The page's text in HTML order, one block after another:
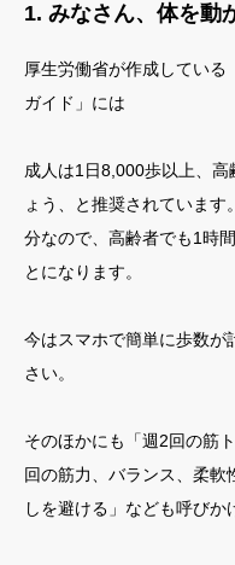
1. みなさん、体を動
厚生労働省が作成している
ガイド」には
成人は1日8,000歩以上、
ょう、と推奨されていま
分なので、高齢者でも1時
とになります。
今はスマホで簡単に歩数が
さい。
そのほかにも「週2回の筋
回の筋力、バランス、柔軟
しを避ける」なども呼びか